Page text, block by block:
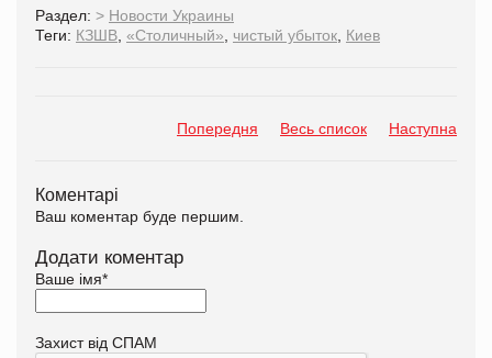
Раздел: > Новости Украины
Теги: КЗШВ, «Столичный», чистый убыток, Киев
Попередня Весь список Наступна
Коментарі
Ваш коментар буде першим.
Додати коментар
Ваше імя*
Захист від СПАМ